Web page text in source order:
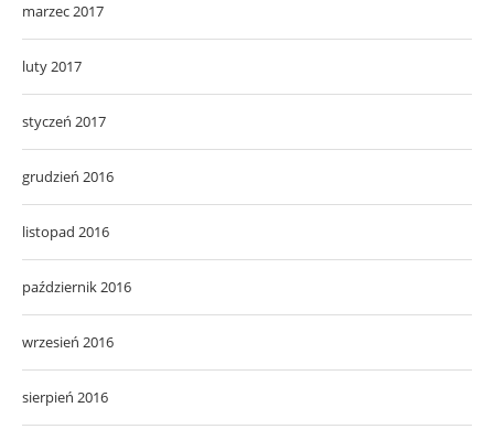
marzec 2017
luty 2017
styczeń 2017
grudzień 2016
listopad 2016
październik 2016
wrzesień 2016
sierpień 2016